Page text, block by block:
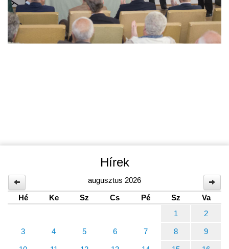
Hírek
augusztus 2026
Hé
Ke Sz Cs Pé Sz
Va
1
2
3 4 5 6 7 8 9